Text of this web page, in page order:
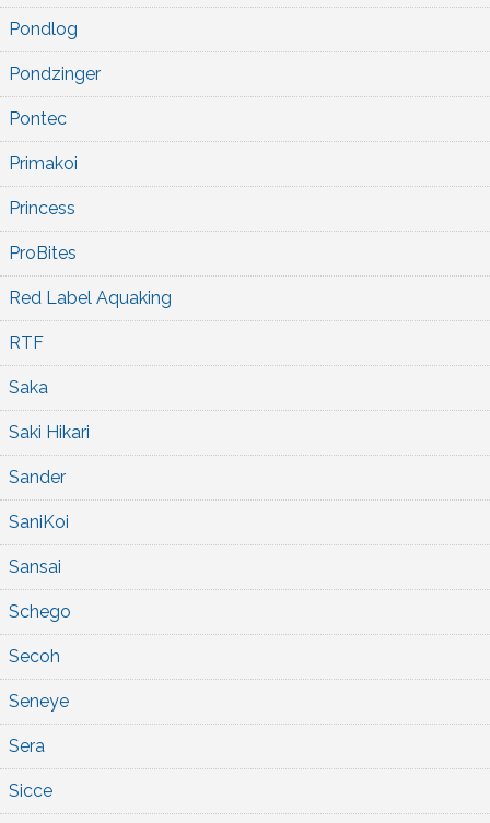
Pondlog
Pondzinger
Pontec
Primakoi
Princess
ProBites
Red Label Aquaking
RTF
Saka
Saki Hikari
Sander
SaniKoi
Sansai
Schego
Secoh
Seneye
Sera
Sicce